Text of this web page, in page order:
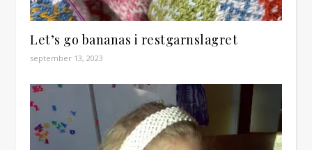
Let’s go bananas i restgarnslagret
september 13, 2023